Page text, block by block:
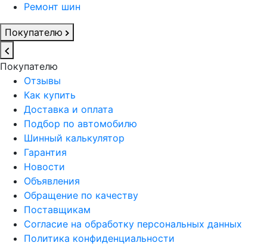
Ремонт шин
Покупателю
Покупателю
Отзывы
Как купить
Доставка и оплата
Подбор по автомобилю
Шинный калькулятор
Гарантия
Новости
Объявления
Обращение по качеству
Поставщикам
Согласие на обработку персональных данных
Политика конфиденциальности